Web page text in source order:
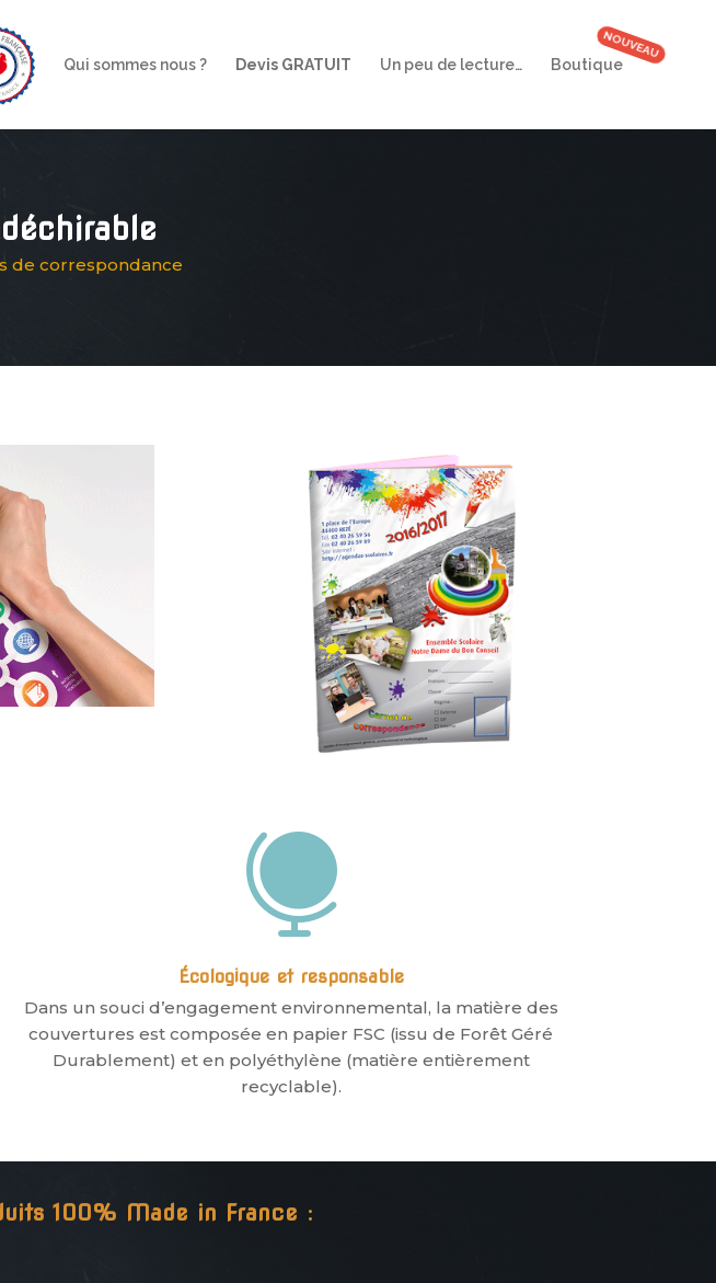
Qui sommes nous ? Devis GRATUIT Un peu de lecture… Boutique
de correspondance

Écologique et responsable
Dans un souci d’engagement environnemental, la matière des
couvertures est composée en papier FSC (issu de Forêt Géré
Durablement) et en polyéthylène (matière entièrement
recyclable).
100% Made in France :